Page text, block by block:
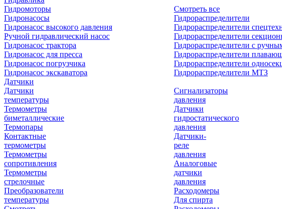
Гидромоторы
Гидронасосы
Гидронасос высокого давления
Ручной гидравлический насос
Гидронасос трактора
Гидронасос для пресса
Гидронасос погрузчика
Гидронасос экскаватора
Смотреть все
Гидрораспределители
Гидрораспределители
Гидрораспределители
Гидрораспределители с
Гидрораспределители
Гидрораспределители
Гидрораспределители МТЗ
Датчики
Датчики
температуры
Термометры
биметаллические
Термопары
Контактные
термометры
Термометры
сопротивления
Термометры
стрелочные
Преобразователи
температуры
Сигнализаторы
давления
Датчики
гидростатического
давления
Датчики-
реле
давления
Аналоговые
датчики
давления
Расходомеры
Для спирта